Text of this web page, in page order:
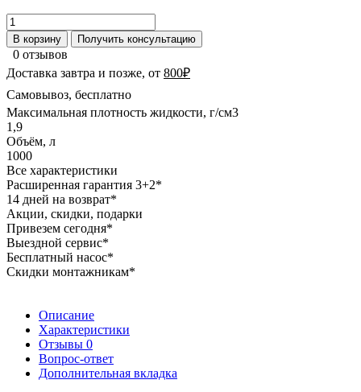
В корзину Получить консультацию
0 отзывов
Доставка завтра и позже, от 800₽
Самовывоз, бесплатно
Максимальная плотность жидкости, г/см3
1,9
Объём, л
1000
Все характеристики
Расширенная гарантия 3+2*
14 дней на возврат*
Акции, скидки, подарки
Привезем сегодня*
Выездной сервис*
Бесплатный насос*
Скидки монтажникам*
Описание
Характеристики
Отзывы 0
Вопрос-ответ
Дополнительная вкладка